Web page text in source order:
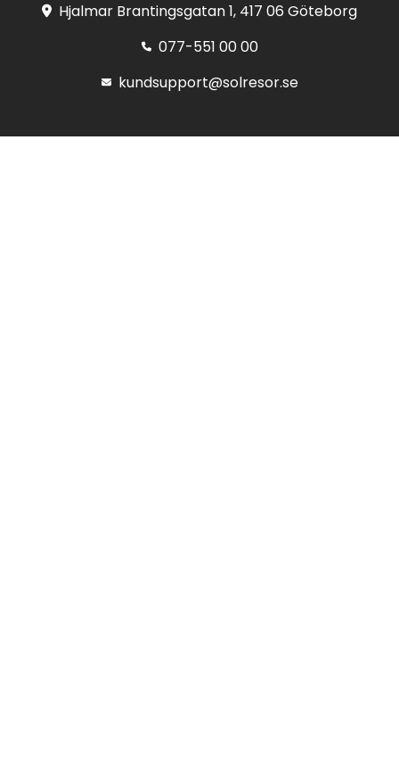
Hjalmar Brantingsgatan 1, 417 06 Göteborg
077-551 00 00
kundsupport@solresor.se